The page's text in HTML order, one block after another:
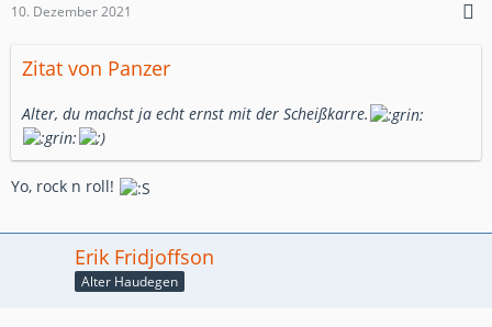
10. Dezember 2021
Zitat von Panzer
Alter, du machst ja echt ernst mit der Scheißkarre.
Yo, rock n roll!
Erik Fridjoffson
Alter Haudegen